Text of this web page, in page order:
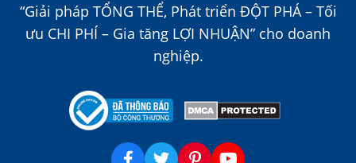
“Giải pháp TỔNG THỂ, Phát triển ĐỘT PHÁ – Tối
ưu CHI PHÍ – Gia tăng LỢI NHUẬN” cho doanh
nghiệp.